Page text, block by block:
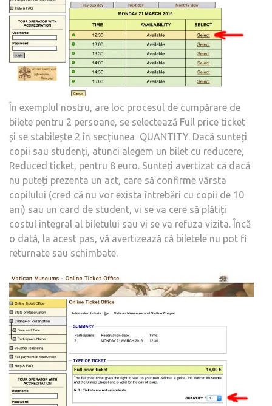
În exemplul nostru, are loc procesul de cumpărare de
bilete pentru 2 persoane, se selectează Full price ticket
și se stabilește 2 în secțiunea QUANTITY. Dacă sunteți
copii sau studenți, atunci alegem un bilet cu reducere,
Reduced ticket, pentru 8 euro. Sunteți avertizat că dacă
nu puteți prezenta un act, care să confirme vârsta
copilului (cred că nu vor exista întrebări cu copii de 10
ani) sau un card de student, vi se va cere să plătiți
costul integral al biletului sau vi se va refuza vizita. Încă
o dată, la acest pas, vă avertizează că biletele nu pot fi
returnate sau schimbate.